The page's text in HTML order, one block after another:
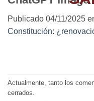
Publicado 04/11/2025
Constitución:
Actualmente, tanto los
cerrados.